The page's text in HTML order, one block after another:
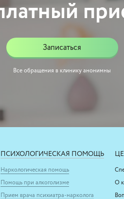
Записаться
Все обращения в клинику анонимны
ПСИХОЛОГИЧЕСКАЯ ПОМОЩЬ
Наркологическая помощь
Помощь при алкоголизме
Прием врача психиатра-нарколога
О